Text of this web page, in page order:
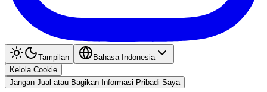
Tampilan
Bahasa Indonesia
Kelola Cookie
Jangan Jual atau Bagikan Informasi Pribadi Saya